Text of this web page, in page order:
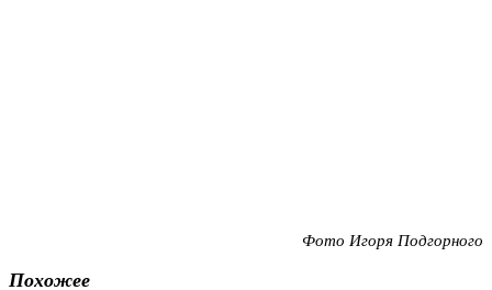
Фото Игоря Подгорного
Похожее